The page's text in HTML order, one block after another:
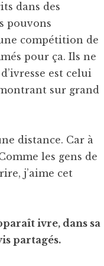
dans des
pouvons
compétition de
pour ça. Ils ne
est celui
sur grand
distance. Car à
les gens de
j’aime cet
ivre, dans sa
partagés.